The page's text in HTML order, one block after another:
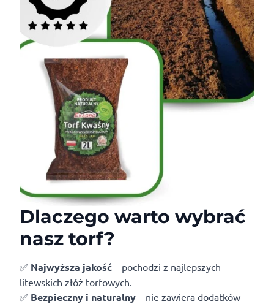
Dlaczego warto wybrać
nasz torf?
✅ Najwyższa jakość – pochodzi z najlepszych
litewskich złóż torfowych.
✅ Bezpieczny i naturalny – nie zawiera dodatków